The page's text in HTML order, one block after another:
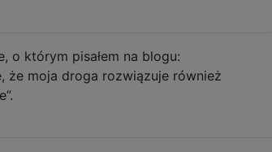
o którym pisałem na blogu:
że moja droga rozwiązuje również